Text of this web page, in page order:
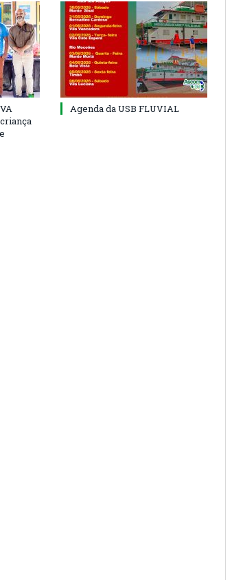
Agenda da USB FLUVIAL